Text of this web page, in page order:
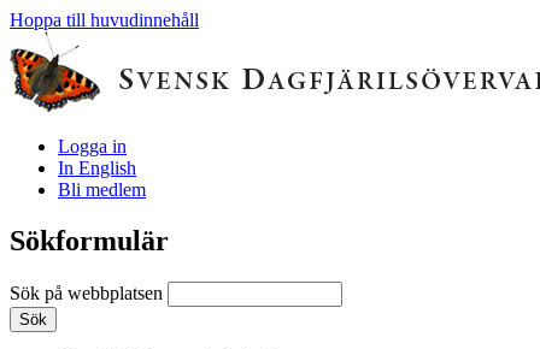
Hoppa till huvudinnehåll
Logga in
In English
Bli medlem
Sökformulär
Sök på webbplatsen